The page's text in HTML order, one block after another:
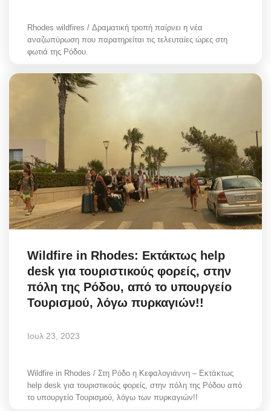
Rhodes wildfires / Δραματική τροπή παίρνει η νέα
αναζωπύρωση που παρατηρείται τις τελευταίες ώρες στη
φωτιά της Ρόδου.
Wildfire in Rhodes: Εκτάκτως help
desk για τουριστικούς φορείς, στην
πόλη της Ρόδου, από το υπουργείο
Τουρισμού, λόγω πυρκαγιών!!
Ιουλ 23, 2023
Wildfire in Rhodes / Στη Ρόδο η Κεφαλογιάννη – Εκτάκτως
help desk για τουριστικούς φορείς, στην πόλη της Ρόδου από
το υπουργείο Τουρισμού, λόγω των πυρκαγιών!!